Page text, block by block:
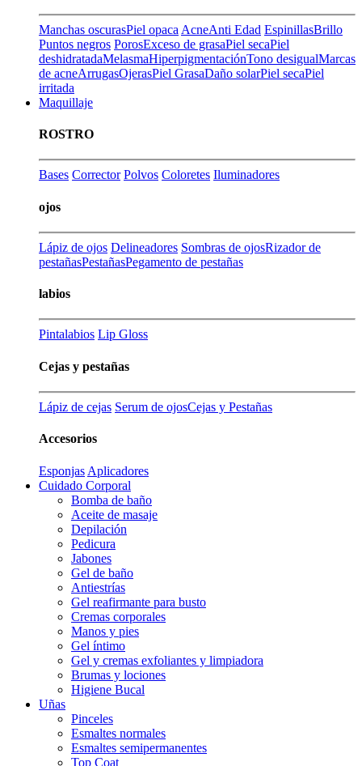
Manchas oscurasPiel opaca AcneAnti Edad EspinillasBrillo
Puntos negros PorosExceso de grasaPiel secaPiel
deshidratadaMelasmaHiperpigmentaciónTono desigualMarcas
de acneArrugasOjerasPiel GrasaDaño solarPiel secaPiel
irritada
Maquillaje
ROSTRO
Bases Corrector Polvos Coloretes Iluminadores
ojos
Lápiz de ojos Delineadores Sombras de ojosRizador de
pestañasPestañasPegamento de pestañas
labios
Pintalabios Lip Gloss
Cejas y pestañas
Lápiz de cejas Serum de ojosCejas y Pestañas
Accesorios
Esponjas Aplicadores
Cuidado Corporal
Bomba de baño
Aceite de masaje
Depilación
Pedicura
Jabones
Gel de baño
Antiestrías
Gel reafirmante para busto
Cremas corporales
Manos y pies
Gel íntimo
Gel y cremas exfoliantes y limpiadora
Brumas y lociones
Higiene Bucal
Uñas
Pinceles
Esmaltes normales
Esmaltes semipermanentes
Top Coat